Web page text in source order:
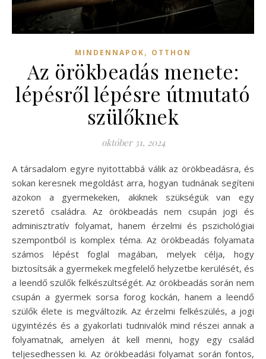
MINDENNAPOK, OTTHON
Az örökbeadás menete:
lépésről lépésre útmutató
szülőknek
október 31, 2024
A társadalom egyre nyitottabbá válik az örökbeadásra, és
sokan keresnek megoldást arra, hogyan tudnának segíteni
azokon a gyermekeken, akiknek szükségük van egy
szerető családra. Az örökbeadás nem csupán jogi és
adminisztratív folyamat, hanem érzelmi és pszichológiai
szempontból is komplex téma. Az örökbeadás folyamata
számos lépést foglal magában, melyek célja, hogy
biztosítsák a gyermekek megfelelő helyzetbe kerülését, és
a leendő szülők felkészültségét. Az örökbeadás során nem
csupán a gyermek sorsa forog kockán, hanem a leendő
szülők élete is megváltozik. Az érzelmi felkészülés, a jogi
ügyintézés és a gyakorlati tudnivalók mind részei annak a
folyamatnak, amelyen át kell menni, hogy egy család
teljesedhessen ki. Az örökbeadási folyamat során fontos,